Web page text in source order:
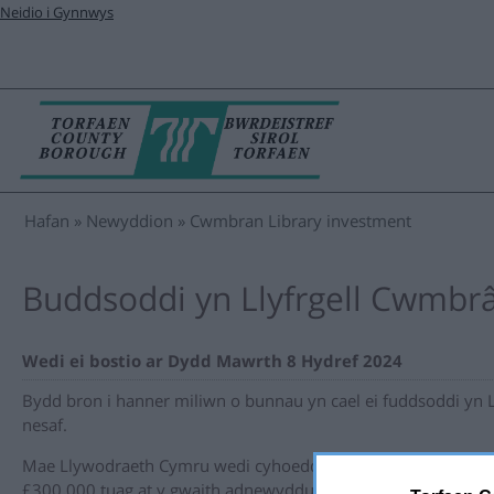
Neidio i Gynnwys
Hafan Newyddion Cwmbran Library investment
Buddsoddi yn Llyfrgell
Wedi ei bostio ar Dydd Mawrth 8 Hydref 2024
Bydd bron i hanner miliwn o bunnau yn cael ei fuddsoddi yn
nesaf.
Mae Llywodraeth Cymru wedi cyhoeddi y bydd yn rhoi Grant